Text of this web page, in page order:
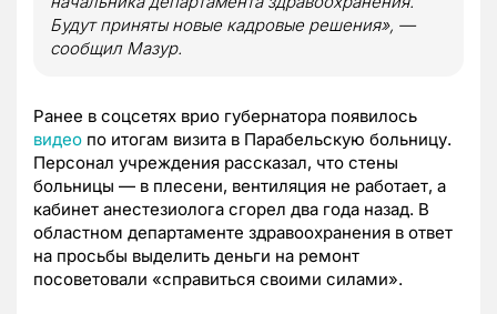
Будут приняты новые кадровые решения», —
сообщил Мазур.
Ранее в соцсетях врио губернатора появилось
видео по итогам визита в Парабельскую больницу.
Персонал учреждения рассказал, что стены
больницы — в плесени, вентиляция не работает, а
кабинет анестезиолога сгорел два года назад. В
областном департаменте здравоохранения в ответ
на просьбы выделить деньги на ремонт
посоветовали «справиться своими силами».